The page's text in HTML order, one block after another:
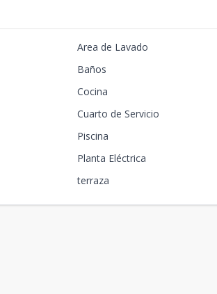
Area de Lavado
Baños
Cocina
Cuarto de Servicio
Piscina
Planta Eléctrica
terraza